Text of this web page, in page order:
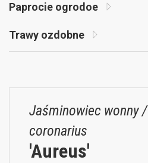
Paprocie ogrodoe
Trawy ozdobne
Jaśminowiec wonny
coronarius
'Aureus'